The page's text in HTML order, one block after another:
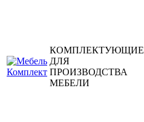
КОМПЛЕКТУЮЩИЕ
ДЛЯ
ПРОИЗВОДСТВА
МЕБЕЛИ